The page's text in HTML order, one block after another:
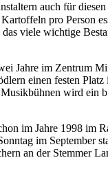
auch für
pro Person
viele wichtige
Jahre im Zentrum
einen festen
wird ein
im Jahre 1998 im
im September
an der Stemmer